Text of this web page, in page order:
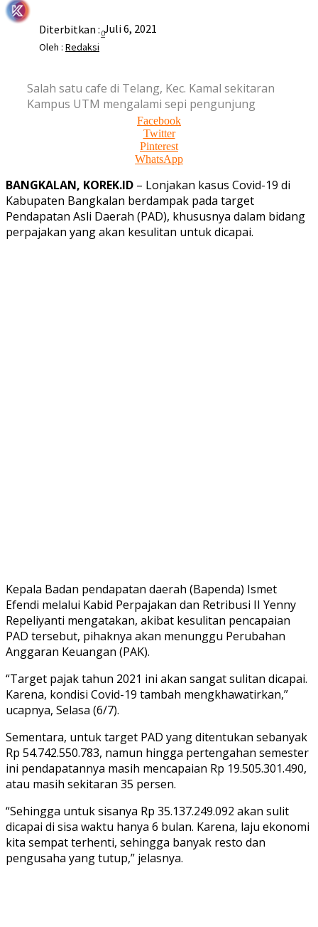
Oleh : Redaksi
0
Diterbitkan : Juli 6, 2021
Salah satu cafe di Telang, Kec. Kamal sekitaran
Kampus UTM mengalami sepi pengunjung
Facebook
Twitter
Pinterest
WhatsApp
BANGKALAN, KOREK.ID – Lonjakan kasus Covid-19 di
Kabupaten Bangkalan berdampak pada target
Pendapatan Asli Daerah (PAD), khususnya dalam bidang
perpajakan yang akan kesulitan untuk dicapai.
Kepala Badan pendapatan daerah (Bapenda) Ismet
Efendi melalui Kabid Perpajakan dan Retribusi II Yenny
Repeliyanti mengatakan, akibat kesulitan pencapaian
PAD tersebut, pihaknya akan menunggu Perubahan
Anggaran Keuangan (PAK).
“Target pajak tahun 2021 ini akan sangat sulitan dicapai.
Karena, kondisi Covid-19 tambah mengkhawatirkan,”
ucapnya, Selasa (6/7).
Sementara, untuk target PAD yang ditentukan sebanyak
Rp 54.742.550.783, namun hingga pertengahan semester
ini pendapatannya masih mencapaian Rp 19.505.301.490,
atau masih sekitaran 35 persen.
“Sehingga untuk sisanya Rp 35.137.249.092 akan sulit
dicapai di sisa waktu hanya 6 bulan. Karena, laju ekonomi
kita sempat terhenti, sehingga banyak resto dan
pengusaha yang tutup,” jelasnya.